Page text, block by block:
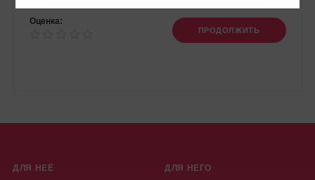
Оценка:
ПРОДОЛЖИТЬ
ДЛЯ НЕЁ ДЛЯ НЕГО